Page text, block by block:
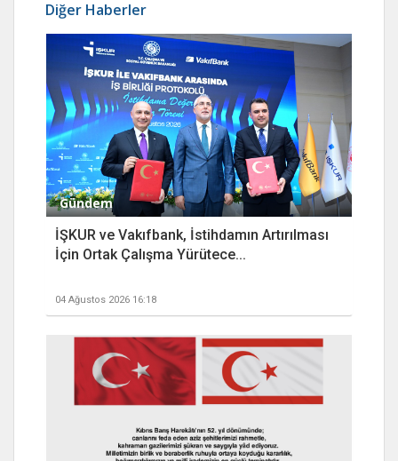
Diğer Haberler
Gündem
İŞKUR ve Vakıfbank, İstihdamın Artırılması
İçin Ortak Çalışma Yürütece...
04 Ağustos 2026 16:18